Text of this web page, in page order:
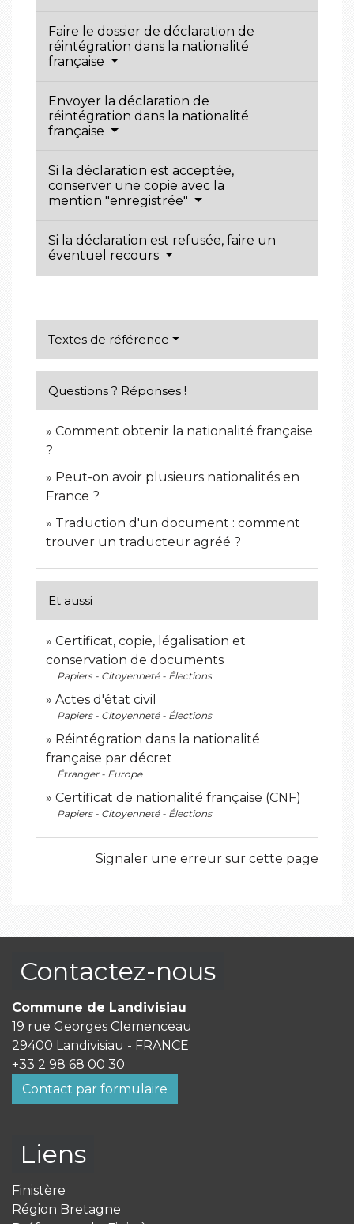
Faire le dossier de déclaration de
réintégration dans la nationalité
française
Envoyer la déclaration de
réintégration dans la nationalité
française
Si la déclaration est acceptée,
conserver une copie avec la
mention "enregistrée"
Si la déclaration est refusée, faire un
éventuel recours
Textes de référence
Questions ? Réponses !
Comment obtenir la nationalité française
?
Peut-on avoir plusieurs nationalités en
France ?
Traduction d'un document : comment
trouver un traducteur agréé ?
Et aussi
Certificat, copie, légalisation et
conservation de documents
Papiers - Citoyenneté - Élections
Actes d'état civil
Papiers - Citoyenneté - Élections
Réintégration dans la nationalité
française par décret
Étranger - Europe
Certificat de nationalité française (CNF)
Papiers - Citoyenneté - Élections
Signaler une erreur sur cette page
Contactez-nous
Commune de Landivisiau
19 rue Georges Clemenceau
29400 Landivisiau - FRANCE
+33 2 98 68 00 30
Contact par formulaire
Liens
Finistère
Région Bretagne